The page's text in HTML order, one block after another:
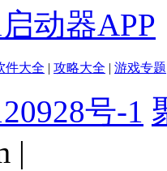
动器APP
件大全 | 攻略大全 | 游戏专题
号-1
|